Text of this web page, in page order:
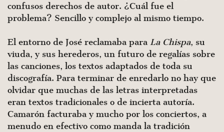
confusos derechos de autor. ¿Cuál fue el
problema? Sencillo y complejo al mismo tiempo.
El entorno de José reclamaba para La Chispa, su
viuda, y sus herederos, un futuro de regalías sobre
las canciones, los textos adaptados de toda su
discografía. Para terminar de enredarlo no hay que
olvidar que muchas de las letras interpretadas
eran textos tradicionales o de incierta autoría.
Camarón facturaba y mucho por los conciertos, a
menudo en efectivo como manda la tradición